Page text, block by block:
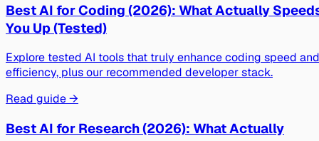
Best AI for Coding (2026): What Actually
You Up (Tested)
Explore tested AI tools that truly enhance coding speed and
efficiency, plus our recommended developer stack.
Read guide →
Best AI for Research (2026): What Actually